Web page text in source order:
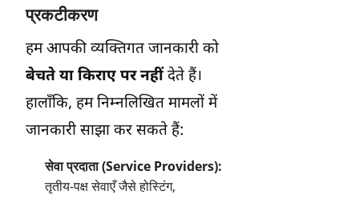
प्रकटीकरण
हम आपकी व्यक्तिगत जानकारी को
बेचते या किराए पर नहीं देते हैं।
हालाँकि, हम निम्नलिखित मामलों में
जानकारी साझा कर सकते हैं:
सेवा प्रदाता (Service Providers):
तृतीय-पक्ष सेवाएँ जैसे होस्टिंग,